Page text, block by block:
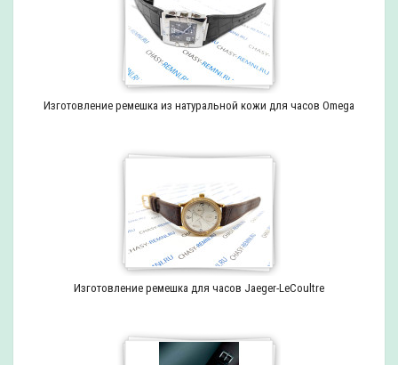
Изготовление ремешка из натуральной кожи для часов Omega
Изготовление ремешка для часов Jaeger-LeCoultre